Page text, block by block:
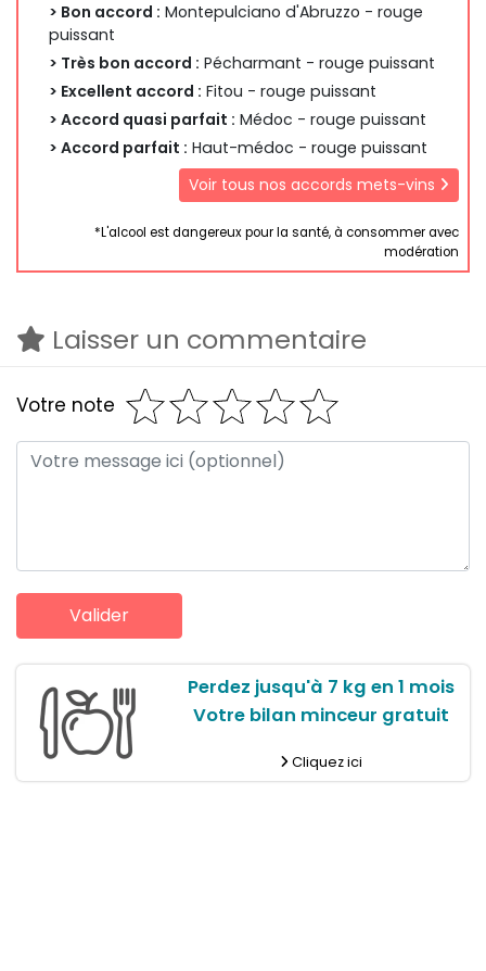
> Bon accord : Montepulciano d'Abruzzo - rouge
puissant
> Très bon accord : Pécharmant - rouge puissant
> Excellent accord : Fitou - rouge puissant
> Accord quasi parfait : Médoc - rouge puissant
> Accord parfait : Haut-médoc - rouge puissant
Voir tous nos accords mets-vins
*L'alcool est dangereux pour la santé, à consommer avec
modération
Laisser un commentaire
Votre note
Perdez jusqu'à 7 kg en 1 mois
Votre bilan minceur gratuit
Cliquez ici